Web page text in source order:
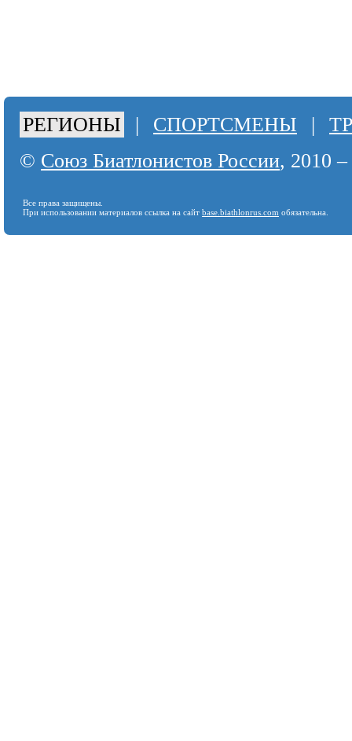
РЕГИОНЫ | СПОРТСМЕНЫ |
© Союз Биатлонистов России, 2010
Все права защищены.
При использовании материалов ссылка на сайт base.biathlonrus.com обязательна.